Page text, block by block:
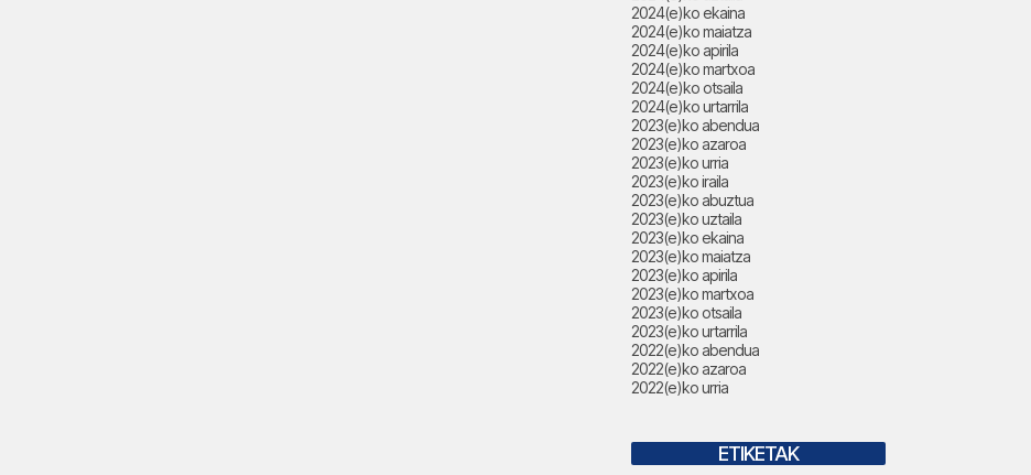
2024(e)ko ekaina
2024(e)ko maiatza
2024(e)ko apirila
2024(e)ko martxoa
2024(e)ko otsaila
2024(e)ko urtarrila
2023(e)ko abendua
2023(e)ko azaroa
2023(e)ko urria
2023(e)ko iraila
2023(e)ko abuztua
2023(e)ko uztaila
2023(e)ko ekaina
2023(e)ko maiatza
2023(e)ko apirila
2023(e)ko martxoa
2023(e)ko otsaila
2023(e)ko urtarrila
2022(e)ko abendua
2022(e)ko azaroa
2022(e)ko urria
ETIKETAK